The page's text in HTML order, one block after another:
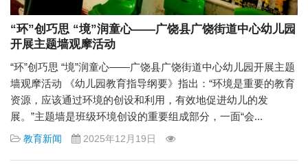
“环”创巧思 “境”润童心——广饶县广饶街道中心幼儿园
开展主题墙观摩活动
“环”创巧思 “境”润童心——广饶县广饶街道中心幼儿园开展主题
墙观摩活动 《幼儿园教育指导纲要》指出：“环境是重要的教育
资源，应该通过环境的创设和利用，有效地促进幼儿的发
展。”主题墙是班级环境创设的重要组成部分，一面“会...
教育新闻 2025年12月19日